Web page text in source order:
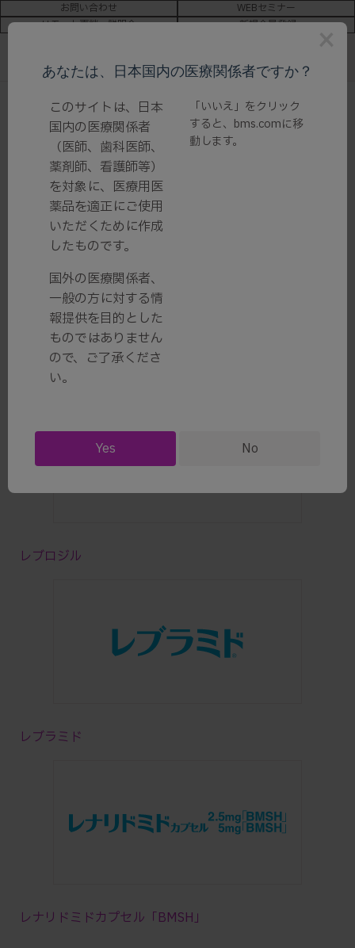
お問い合わせ
WEBセミナー
リモート面談・説明会
新規会員登録
/領域情報 / 血液がん・血液疾患 / 骨髄異形成症候群 -
骨髄異形成症候群
骨髄異形成症候群 - MDS
関連製品
各薬剤のご使用にあたっては電子添文をご確認ください
レブロジル
レブラミド
レナリドミドカプセル「BMSH」
あなたは、日本国内の医療関係者ですか？
このサイトは、日本
国内の医療関係者
（医師、歯科医師、
薬剤師、看護師等）
を対象に、医療用医
薬品を適正にご使用
いただくために作成
したものです。
国外の医療関係者、
一般の方に対する情
報提供を目的とした
ものではありません
ので、ご了承くださ
い。
「いいえ」をクリック
すると、 bms.comに移
動します。
Yes No